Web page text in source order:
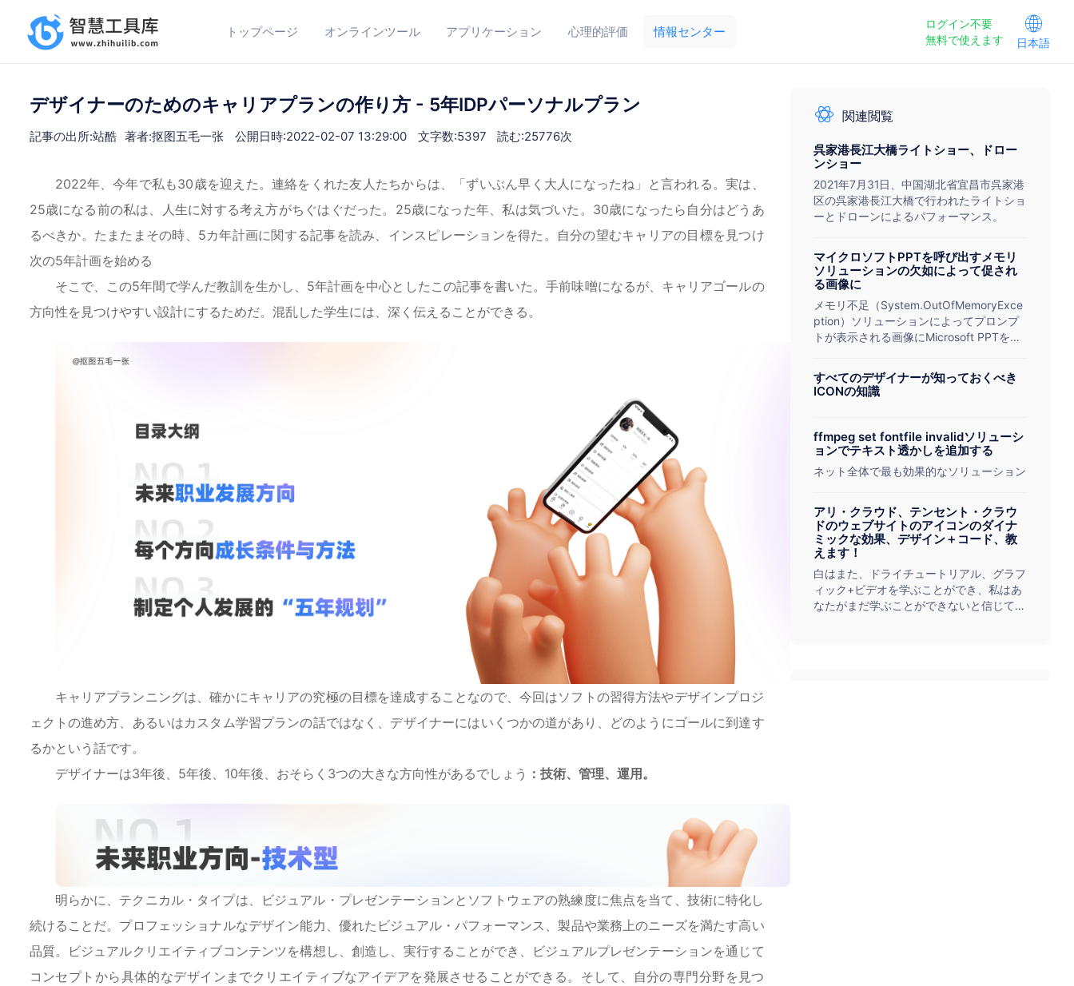
トップページ オンラインツール アプリケーション 心理的評価 情報センター
ログイン不要
無料で使えます
日本語
デザイナーのためのキャリアプランの作り方 - 5年IDPパーソナルプラン
記事の出所:站酷 著者:抠图五毛一张 公開日時:2022-02-07 13:29:00 文字数:5397 読む:25776次
2022年、今年で私も30歳を迎えた。連絡をくれた友人たちからは、「ずいぶん早く大人になったね」と言われる。実は、
25歳になる前の私は、人生に対する考え方がちぐはぐだった。25歳になった年、私は気づいた。30歳になったら自分はどうあ
るべきか。たまたまその時、5カ年計画に関する記事を読み、インスピレーションを得た。自分の望むキャリアの目標を見つけ
次の5年計画を始める
そこで、この5年間で学んだ教訓を生かし、5年計画を中心としたこの記事を書いた。手前味噌になるが、キャリアゴールの
方向性を見つけやすい設計にするためだ。混乱した学生には、深く伝えることができる。
キャリアプランニングは、確かにキャリアの究極の目標を達成することなので、今回はソフトの習得方法やデザインプロジ
ェクトの進め方、あるいはカスタム学習プランの話ではなく、デザイナーにはいくつかの道があり、どのようにゴールに到達す
るかという話です。
デザイナーは3年後、5年後、10年後、おそらく3つの大きな方向性があるでしょう ：技術、管理、運用。
明らかに、テクニカル・タイプは、ビジュアル・プレゼンテーションとソフトウェアの熟練度に焦点を当て、技術に特化し
続けることだ。プロフェッショナルなデザイン能力、優れたビジュアル・パフォーマンス、製品や業務上のニーズを満たす高い
品質。ビジュアルクリエイティブコンテンツを構想し、創造し、実行することができ、ビジュアルプレゼンテーションを通じて
コンセプトから具体的なデザインまでクリエイティブなアイデアを発展させることができる。そして、自分の専門分野を見つ
関連閲覧
呉家港長江大橋ライトショー、ドロー
ンショー
2021年7月31日、中国湖北省宜昌市呉家港
区の呉家港長江大橋で行われたライトショ
ーとドローンによるパフォーマンス。
マイクロソフトPPTを呼び出すメモリ
ソリューションの欠如によって促され
る画像に
メモリ不足（System.OutOfMemoryExce
ption）ソリューションによってプロンプ
トが表示される画像にMicrosoft PPTを呼
すべてのデザイナーが知っておくべき
ICONの知識
ffmpeg set fontfile invalidソリューシ
ョンでテキスト透かしを追加する
ネット全体で最も効果的なソリューション
アリ・クラウド、テンセント・クラウ
ドのウェブサイトのアイコンのダイナ
ミックな効果、デザイン＋コード、教
えます！
白はまた、ドライチュートリアル、グラフ
ィック+ビデオを学ぶことができ、私はあ
なたがまだ学ぶことができないと信じてい